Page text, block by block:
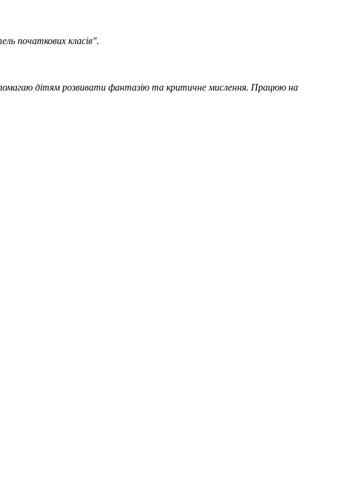
початкових класів".
дітям розвивати фантазію та критичне мислення. Працюю на